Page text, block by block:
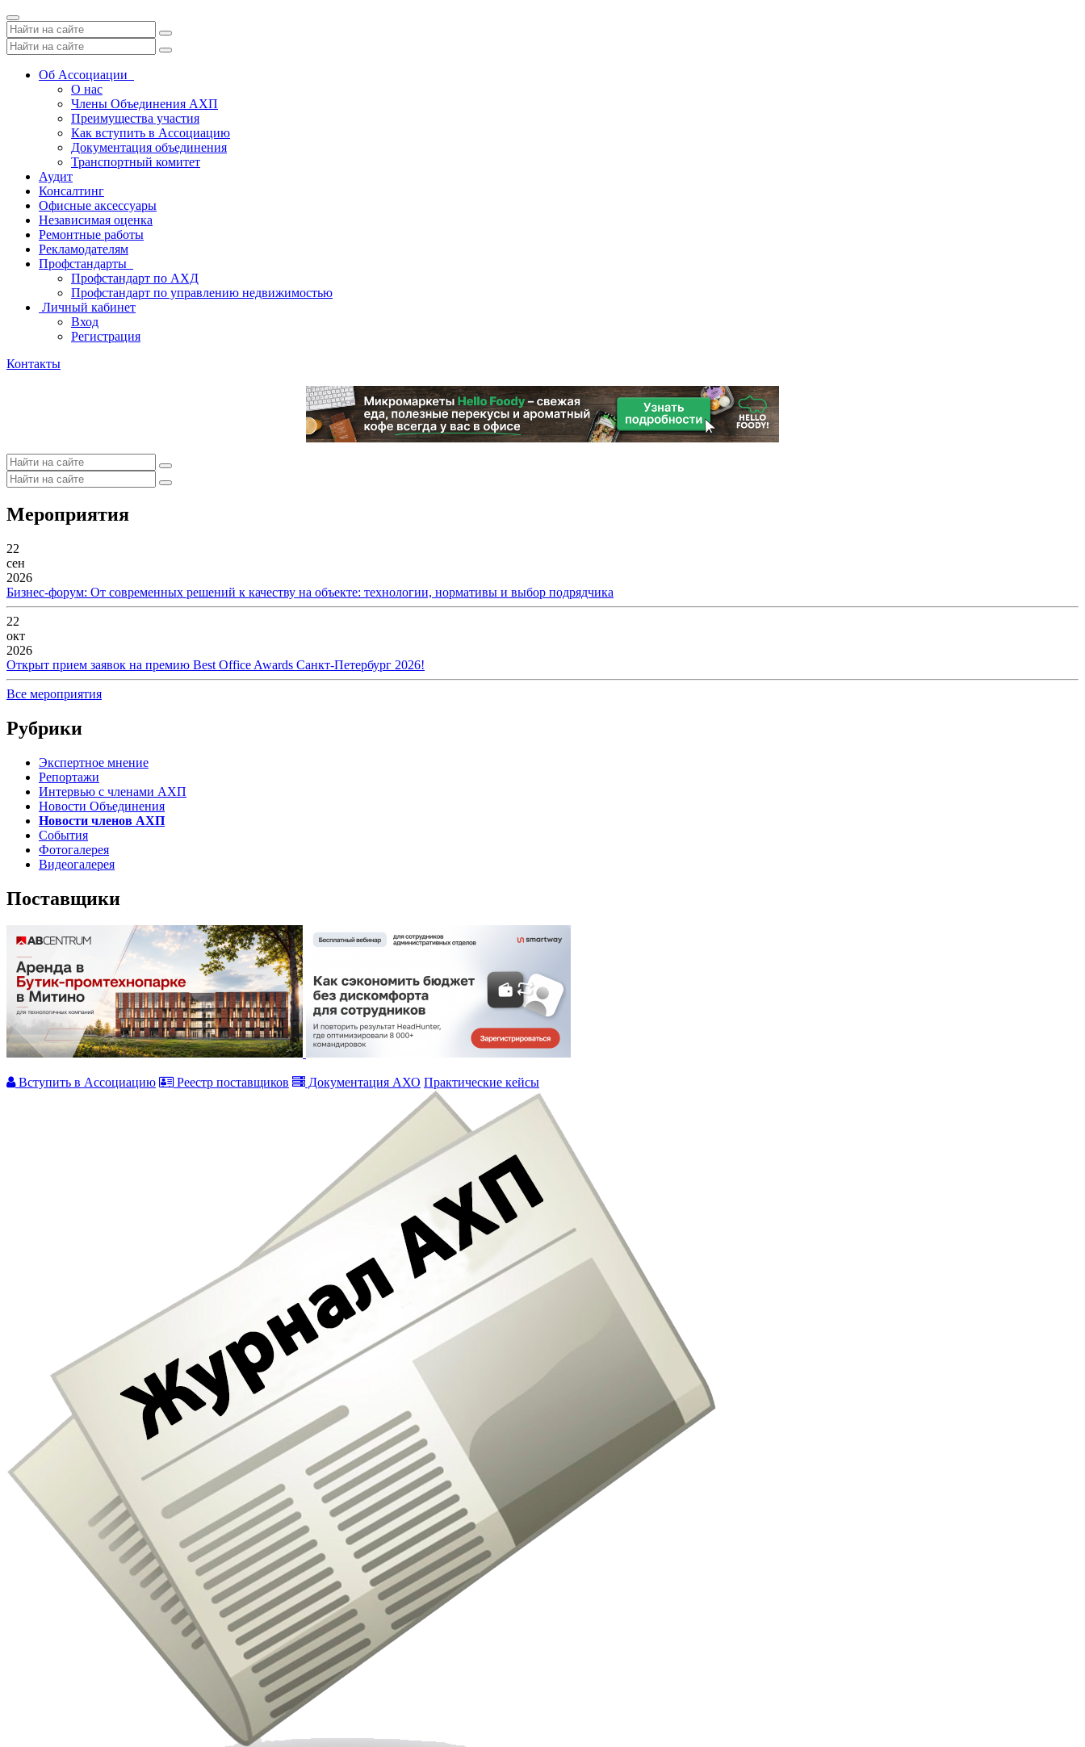
Toggle
navigation
Об Ассоциации
О нас
Члены Объединения АХП
Преимущества участия
Как вступить в Ассоциацию
Документация объединения
Транспортный комитет
Аудит
Консалтинг
Офисные аксессуары
Независимая оценка
Ремонтные работы
Рекламодателям
Профстандарты
Профстандарт по АХД
Профстандарт по управлению недвижимостью
Личный кабинет
Вход
Регистрация
Контакты
Мероприятия
22
сен
2026
Бизнес-форум: От современных решений к качеству на объекте: технологии, нормативы и выбор подрядчика
22
окт
2026
Открыт прием заявок на премию Best Office Awards Санкт-Петербург 2026!
Все мероприятия
Рубрики
Экспертное мнение
Репортажи
Интервью с членами АХП
Новости Объединения
Новости членов АХП
События
Фотогалерея
Видеогалерея
Поставщики
Вступить в Ассоциацию Реестр поставщиков Документация АХО Практические кейсы